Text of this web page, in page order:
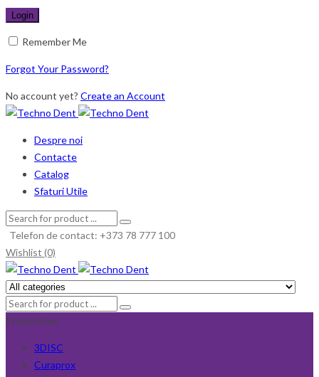
Remember Me
Forgot Your Password?
No account yet? Create an Account
Despre noi
Contacte
Catalog
Sfaturi Utile
Telefon de contact: +373 78 777 100
Wishlist (0)
Producători
3DISC
Curaprox